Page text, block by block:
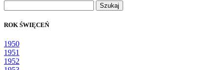
ROK ŚWIĘCEŃ
1950
1951
1952